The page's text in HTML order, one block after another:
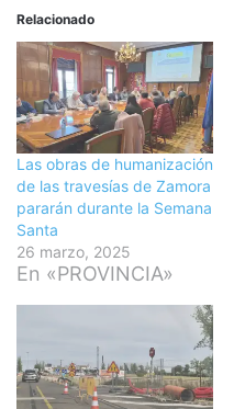
Relacionado
Las obras de humanización
de las travesías de Zamora
pararán durante la Semana
Santa
26 marzo, 2025
En «PROVINCIA»